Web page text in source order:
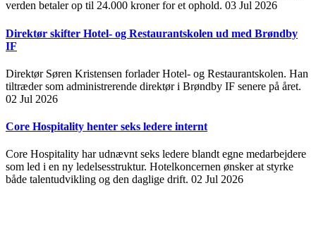
verden betaler op til 24.000 kroner for et ophold. 03 Jul 2026
Direktør skifter Hotel- og Restaurantskolen ud med Brøndby
IF
Direktør Søren Kristensen forlader Hotel- og Restaurantskolen. Han
tiltræder som administrerende direktør i Brøndby IF senere på året.
02 Jul 2026
Core Hospitality henter seks ledere internt
Core Hospitality har udnævnt seks ledere blandt egne medarbejdere
som led i en ny ledelsesstruktur. Hotelkoncernen ønsker at styrke
både talentudvikling og den daglige drift. 02 Jul 2026